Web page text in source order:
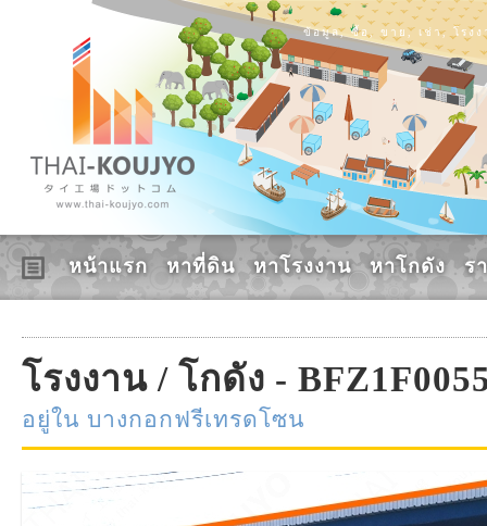
ข้อมูล, ซื้อ, ขาย, เช่า, โรง
หน้าแรก หาที่ดิน หาโรงงาน หาโกดัง ร
โรงงาน / โกดัง -
อยู่ใน บางกอกฟรีเทรดโซน